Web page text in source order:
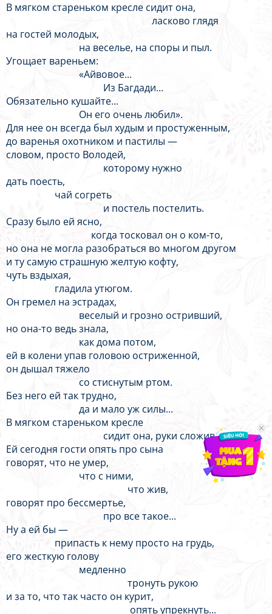
В мягком стареньком кресле сидит она,
ласково глядя
на гостей молодых,
на веселье, на споры и пыл.
Угощает вареньем:
«Айвовое...
Из Багдади...
Обязательно кушайте...
Он его очень любил».
Для нее он всегда был худым и простуженным,
до варенья охотником и пастилы —
словом, просто Володей,
которому нужно
дать поесть,
чай согреть
и постель постелить.
Сразу было ей ясно,
когда тосковал он о ком-то,
но она не могла разобраться во многом другом
и ту самую страшную желтую кофту,
чуть вздыхая,
гладила утюгом.
Он гремел на эстрадах,
веселый и грозно остривший,
но она-то ведь знала,
как дома потом,
ей в колени упав головою остриженной,
он дышал тяжело
со стиснутым ртом.
Без него ей так трудно,
да и мало уж силы...
В мягком стареньком кресле
сидит она, руки сложив.
Ей сегодня гости опять про сына
говорят, что не умер,
что с ними,
что жив,
говорят про бессмертье,
про все такое...
Ну а ей бы —
припасть к нему просто на грудь,
его жесткую голову
медленно
тронуть рукою
и за то, что так часто он курит,
опять упрекнуть...